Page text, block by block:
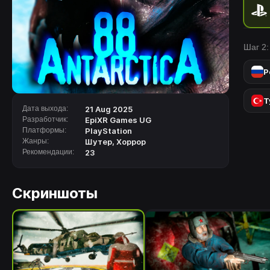
Дата выхода: 21 Aug 2025
Разработчик: EpiXR Games UG
Платформы: PlayStation
Жанры: Шутер, Хоррор
Рекомендации: 23
лед,
с
Шаг 2:
Скриншоты